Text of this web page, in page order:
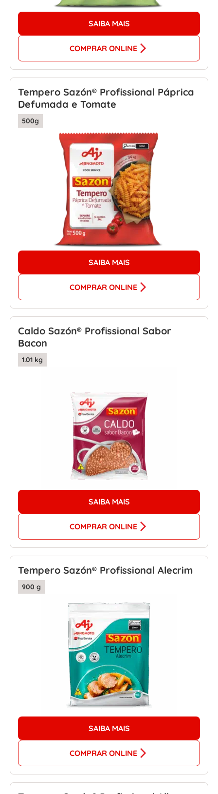
SAIBA MAIS
COMPRAR ONLINE
Tempero Sazón® Profissional Páprica
Defumada e Tomate
500g
SAIBA MAIS
COMPRAR ONLINE
Caldo Sazón® Profissional Sabor
Bacon
1.01 kg
SAIBA MAIS
COMPRAR ONLINE
Tempero Sazón® Profissional Alecrim
900 g
SAIBA MAIS
COMPRAR ONLINE